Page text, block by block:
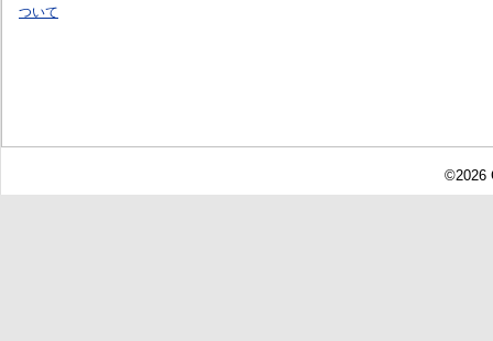
ついて
©2026